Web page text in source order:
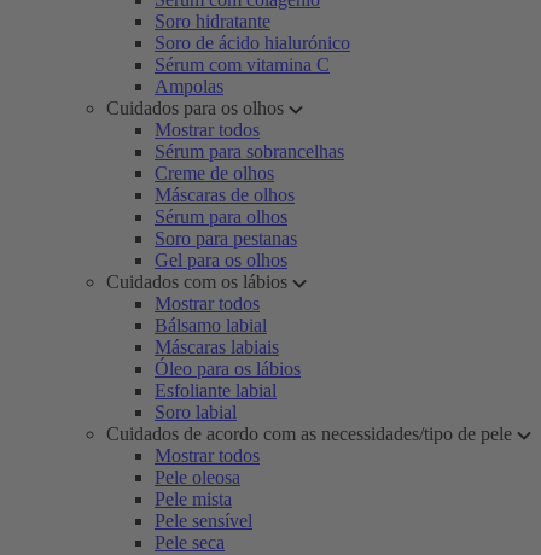
Soro hidratante
Soro de ácido hialurónico
Sérum com vitamina C
Ampolas
Cuidados para os olhos
Mostrar todos
Sérum para sobrancelhas
Creme de olhos
Máscaras de olhos
Sérum para olhos
Soro para pestanas
Gel para os olhos
Cuidados com os lábios
Mostrar todos
Bálsamo labial
Máscaras labiais
Óleo para os lábios
Esfoliante labial
Soro labial
Cuidados de acordo com as necessidades/tipo de pele
Mostrar todos
Pele oleosa
Pele mista
Pele sensível
Pele seca